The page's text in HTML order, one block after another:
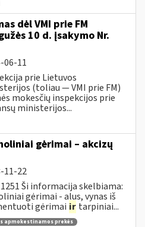
dėl VMI prie FM
10 d. įsakymo Nr.
06-11
prie Lietuvos
(toliau ― VMI prie FM)
mokesčių inspekcijos prie
ministerijos...
gėrimai – akcizų
11-22
Ši informacija skelbiama:
gėrimai - alus, vynas iš
gėrimai ir tarpiniai...
apmokestinamos prekės